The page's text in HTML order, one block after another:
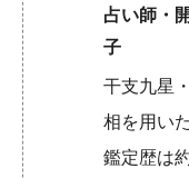
占い師・
子
干支九星
相を用い
鑑定歴は